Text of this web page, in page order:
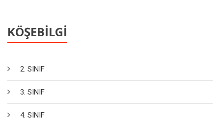
KÖŞEBİLGİ
2. SINIF
3. SINIF
4. SINIF